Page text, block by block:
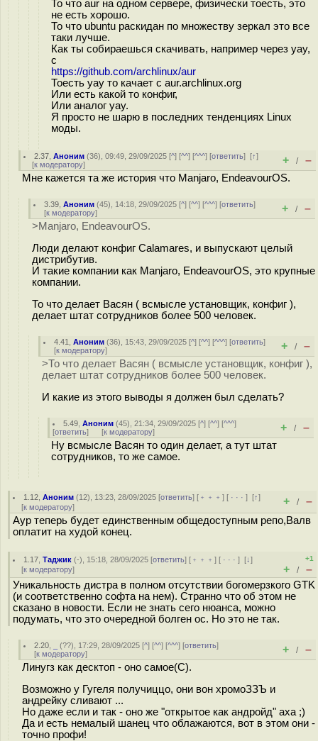
То что aur на одном сервере, физически тоесть, это
не есть хорошо.
То что ubuntu раскидан по множеству зеркал это все
таки лучше.
Как ты собираешься скачивать, например через yay,
c
https://github.com/archlinux/aur
Тоесть yay то качает с aur.archlinux.org
Или есть какой то конфиг,
Или аналог yay.
Я просто не шарю в последних тенденциях Linux
моды.
2.37 ,Аноним (36), 09:49, 29/09/2025 [^] [^^] [^^^] [ответить][↑]
[к модератору] + / –
Мне кажется та же история что Manjaro, EndeavourOS.
3.39 ,Аноним (45), 14:18, 29/09/2025 [^] [^^] [^^^] [ответить]
[к модератору] + / –
>Manjaro, EndeavourOS.
Люди делают конфиг Calamares, и выпускают целый
дистрибутив.
И такие компании как Manjaro, EndeavourOS, это крупные
компании.
То что делает Васян ( всмысле установщик, конфиг ),
делает штат сотрудников более 500 человек.
4.41 ,Аноним (36), 15:43, 29/09/2025 [^] [^^] [^^^] [ответить]
[к модератору] + / –
>То что делает Васян ( всмысле установщик, конфиг ),
делает штат сотрудников более 500 человек.
И какие из этого выводы я должен был сделать?
5.49 ,Аноним (45), 21:34, 29/09/2025 [^] [^^] [^^^]
[ответить] [к модератору] + / –
Ну всмысле Васян то один делает, а тут штат
сотрудников, то же самое.
1.12 ,Аноним (12), 13:23, 28/09/2025 [ответить] [ ﹢﹢﹢] [ · · ·][↑]
[к модератору] + / –
Аур теперь будет единственным общедоступным репо,Валв
оплатит на худой конец.
1.17 ,Таджик (-), 15:18, 28/09/2025 [ответить] [ ﹢﹢﹢] [ · · ·][↓]
[к модератору]
+1
+ / –
Уникальность дистра в полном отсутствии богомерзкого GTK
(и соответственно софта на нем). Странно что об этом не
сказано в новости. Если не знать сего нюанса, можно
подумать, что это очередной болген ос. Но это не так.
2.20 (??), 17:29, 28/09/2025 [^] [^^] [^^^] [ответить]
[к модератору] + / –
Линугз как десктоп - оно самое(С).
Возможно у Гугеля получиццо, они вон хромоЗЗЪ и
андрейку сливают ...
Но даже если и так - оно же "открытое как андройд" аха ;)
Да и есть немалый шанец что облажаются, вот в этом они -
точно профи!